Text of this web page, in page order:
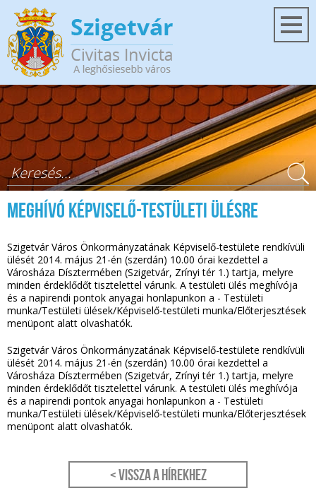
Ugrás a tartalomra
Keresés űrlap
Meghívó képviselő-testületi ülésre
Szigetvár Város Önkormányzatának Képviselő-testülete rendkívüli
ülését 2014. május 21-én (szerdán) 10.00 órai kezdettel a
Városháza Dísztermében (Szigetvár, Zrínyi tér 1.) tartja, melyre
minden érdeklődőt tisztelettel várunk. A testületi ülés meghívója
és a napirendi pontok anyagai honlapunkon a - Testületi
munka/Testületi ülések/Képviselő-testületi munka/Előterjesztések
menüpont alatt olvashatók.
Szigetvár Város Önkormányzatának Képviselő-testülete rendkívüli
ülését 2014. május 21-én (szerdán) 10.00 órai kezdettel a
Városháza Dísztermében (Szigetvár, Zrínyi tér 1.) tartja, melyre
minden érdeklődőt tisztelettel várunk. A testületi ülés meghívója
és a napirendi pontok anyagai honlapunkon a - Testületi
munka/Testületi ülések/Képviselő-testületi munka/Előterjesztések
menüpont alatt olvashatók.
< Vissza a hírekhez